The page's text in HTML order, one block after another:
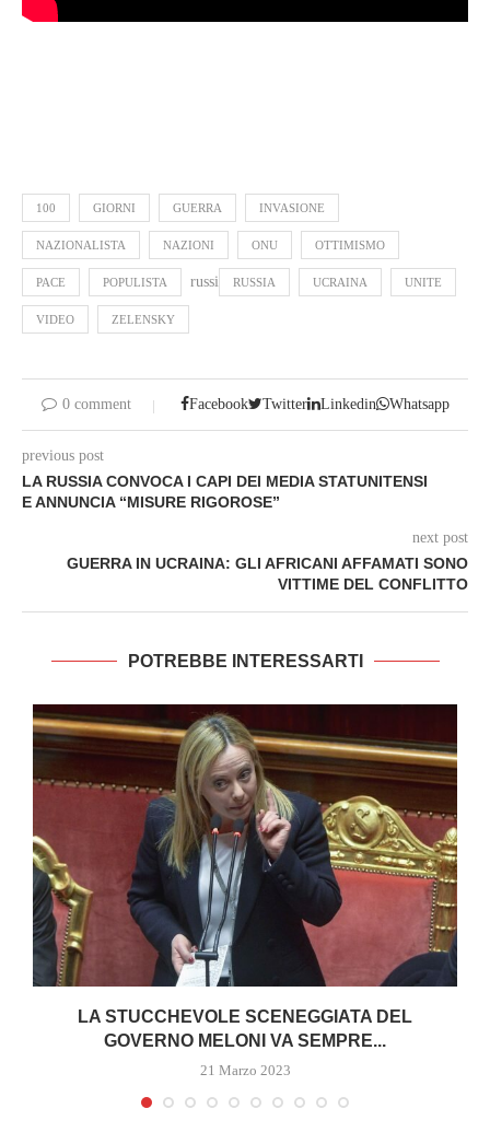
100 GIORNI GUERRA INVASIONE
NAZIONALISTA NAZIONI ONU OTTIMISMO
PACE POPULISTA russi RUSSIA UCRAINA UNITE
VIDEO ZELENSKY
0 comment Facebook Twitter Linkedin Whatsapp
previous post
LA RUSSIA CONVOCA I CAPI DEI MEDIA STATUNITENSI
E ANNUNCIA “MISURE RIGOROSE”
next post
GUERRA IN UCRAINA: GLI AFRICANI AFFAMATI SONO
VITTIME DEL CONFLITTO
POTREBBE INTERESSARTI
LA STUCCHEVOLE SCENEGGIATA DEL
GOVERNO MELONI VA SEMPRE...
21 Marzo 2023